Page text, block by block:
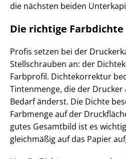
die nächsten beiden
Die richtige Farbdichte
Profis setzen bei der
Stellschrauben an: der
Farbprofil. Dichtekorrektur
Tintenmenge, die der
Bedarf änderst. Die Dichte
Farbmenge auf der
gutes Gesamtbild ist es
gleichmäßig auf das Papier